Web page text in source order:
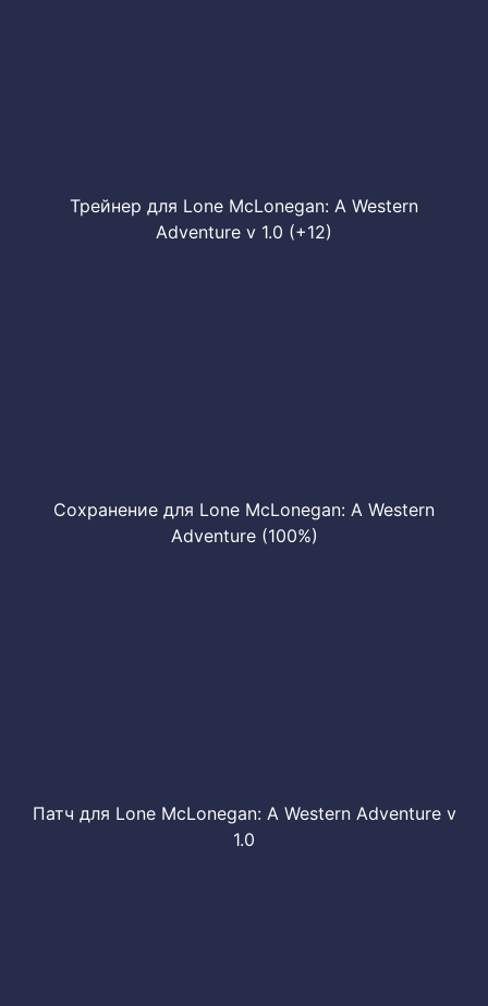
Трейнер для Lone McLonegan: A Western
Adventure v 1.0 (+12)
Сохранение для Lone McLonegan: A Western
Adventure (100%)
Патч для Lone McLonegan: A Western Adventure v
1.0